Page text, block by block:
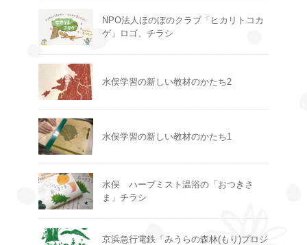
NPO法人ほのぼのクラブ「ヒカリトコカ
ゲ」ロゴ、チラシ
水俣学習の新しい教材のかたち2
水俣学習の新しい教材のかたち1
水俣 ハーブミスト温浴の「おつきさ
ま」チラシ
京浜急行電鉄「みうらの森林(もり)プロジ